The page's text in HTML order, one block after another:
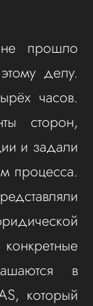
прошло
делу.
часов.
сторон,
и задали
процесса.
в
который